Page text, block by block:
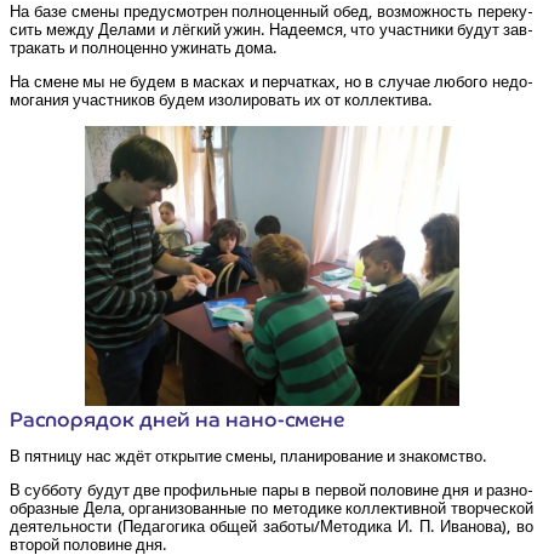
На базе сме­ны преду­смот­рен пол­но­цен­ный обед, воз­мож­ность пере­ку­
сить меж­ду Дела­ми и лёг­кий ужин. Наде­ем­ся, что участ­ни­ки будут зав­
тра­кать и пол­но­цен­но ужи­нать дома.
На смене мы не будем в мас­ках и пер­чат­ках, но в слу­чае любо­го недо­
мо­га­ния участ­ни­ков будем изо­ли­ро­вать их от коллектива.
Рас­по­ря­док дней на нано-смене
В пят­ни­цу нас ждёт откры­тие сме­ны, пла­ни­ро­ва­ние и знакомство.
В суб­бо­ту будут две про­филь­ные пары в пер­вой поло­вине дня и раз­но­
об­раз­ные Дела, орга­ни­зо­ван­ные по мето­ди­ке кол­лек­тив­ной твор­че­ской
дея­тель­но­сти (Педа­го­ги­ка общей заботы/​Методика И. П. Ива­но­ва), во
вто­рой поло­вине дня.